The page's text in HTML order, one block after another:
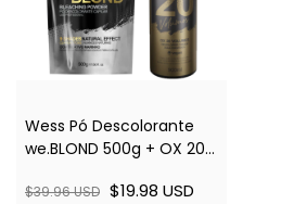
Wess Pó Descolorante
we.BLOND 500g + OX 20
$39.96 USD $19.98 USD